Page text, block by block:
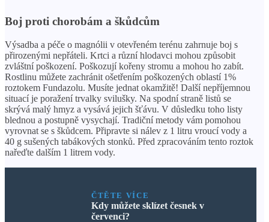
Boj proti chorobám a škůdcům
Výsadba a péče o magnólii v otevřeném terénu zahrnuje boj s
přirozenými nepřáteli. Krtci a různí hlodavci mohou způsobit
zvláštní poškození. Poškozují kořeny stromu a mohou ho zabít.
Rostlinu můžete zachránit ošetřením poškozených oblastí 1%
roztokem Fundazolu. Musíte jednat okamžitě! Další nepříjemnou
situací je poražení trvalky svilušky. Na spodní straně listů se
skrývá malý hmyz a vysává jejich šťávu. V důsledku toho listy
blednou a postupně vysychají. Tradiční metody vám pomohou
vyrovnat se s škůdcem. Připravte si nálev z 1 litru vroucí vody a
40 g sušených tabákových stonků. Před zpracováním tento roztok
nařeďte dalším 1 litrem vody.
ČTĚTE VÍCE
Kdy můžete sklízet česnek v
červenci?